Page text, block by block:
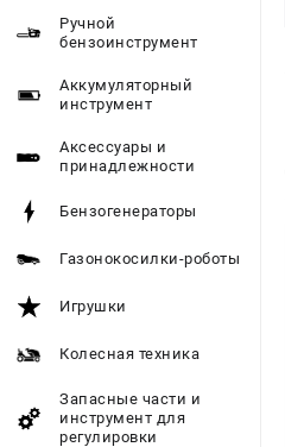
Ручной
бензоинструмент
Аккумуляторный
инструмент
Аксессуары и
принадлежности
Бензогенераторы
Газонокосилки-роботы
Игрушки
Колесная техника
Запасные части и
инструмент для
регулировки